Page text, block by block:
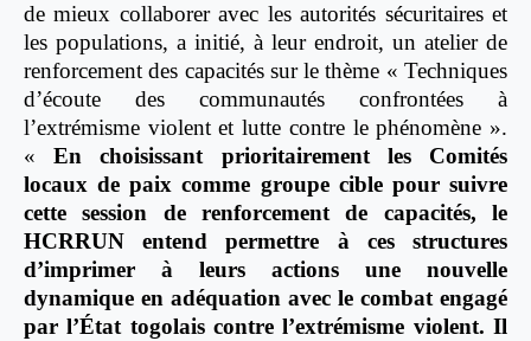
de mieux collaborer avec les autorités sécuritaires et
les populations, a initié, à leur endroit, un atelier de
renforcement des capacités sur le thème « Techniques
d’écoute des communautés confrontées à
l’extrémisme violent et lutte contre le phénomène ».
« En choisissant prioritairement les Comités
locaux de paix comme groupe cible pour suivre
cette session de renforcement de capacités, le
HCRRUN entend permettre à ces structures
d’imprimer à leurs actions une nouvelle
dynamique en adéquation avec le combat engagé
par l’État togolais contre l’extrémisme violent. Il